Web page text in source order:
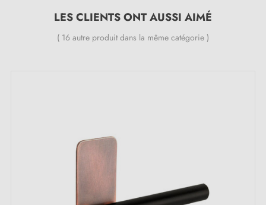
bordeaux donne du caractère et de la
LES CLIENTS ONT AUSSI AIMÉ
( 16 autre produit dans la même catégorie )